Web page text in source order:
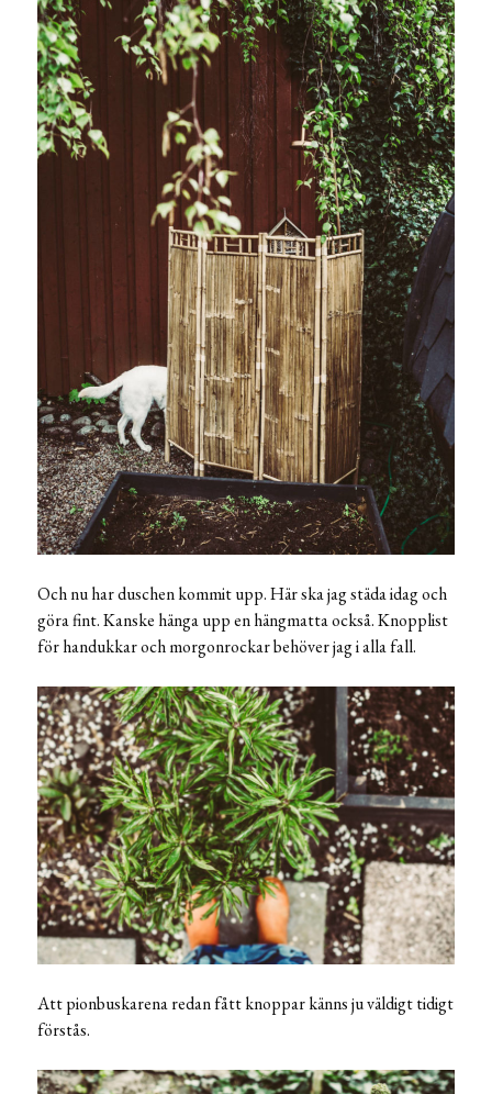
Och nu har duschen kommit upp. Här ska jag städa idag och
göra fint. Kanske hänga upp en hängmatta också. Knopplist
för handukkar och morgonrockar behöver jag i alla fall.
Att pionbuskarena redan fått knoppar känns ju väldigt tidigt
förstås.